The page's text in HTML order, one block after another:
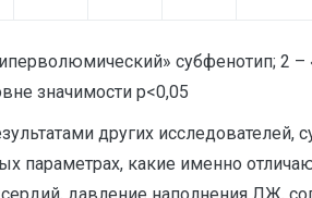
субфенотип; 2
значимости р<0,05
других
параметрах, какие именно